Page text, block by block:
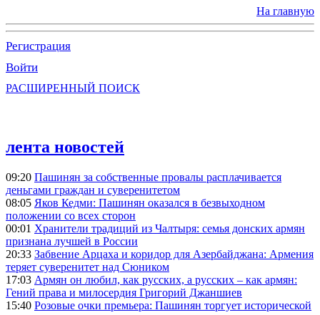
На главную
Регистрация
Войти
РАСШИРЕННЫЙ ПОИСК
лента новостей
09:20 Пашинян за собственные провалы расплачивается
деньгами граждан и суверенитетом
08:05 Яков Кедми: Пашинян оказался в безвыходном
положении со всех сторон
00:01 Хранители традиций из Чалтыря: семья донских армян
признана лучшей в России
20:33 Забвение Арцаха и коридор для Азербайджана: Армения
теряет суверенитет над Сюником
17:03 Армян он любил, как русских, а русских – как армян:
Гений права и милосердия Григорий Джаншиев
15:40 Розовые очки премьера: Пашинян торгует исторической